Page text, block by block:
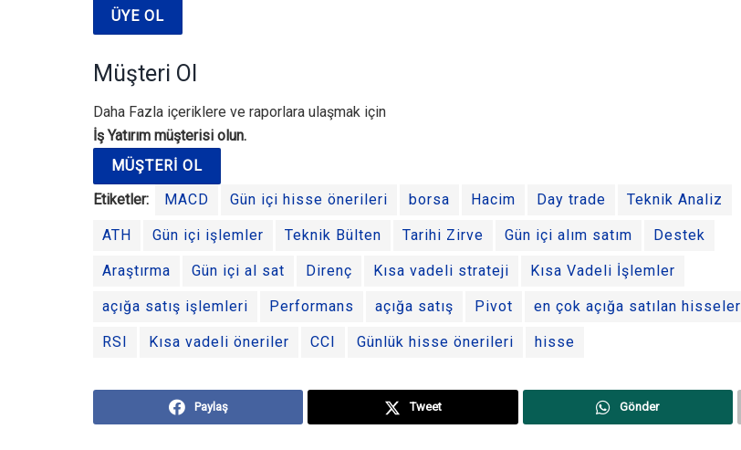
ÜYE OL
Müşteri Ol
Daha Fazla içeriklere ve raporlara ulaşmak için
İş Yatırım müşterisi olun.
MÜŞTERI OL
Etiketler:
MACD Gün içi hisse önerileri borsa Hacim Day trade Teknik Analiz
ATH Gün içi işlemler Teknik Bülten Tarihi Zirve Gün içi alım satım Destek
Araştırma Gün içi al sat Direnç Kısa vadeli strateji Kısa Vadeli İşlemler
açığa satış işlemleri Performans açığa satış Pivot en çok açığa satılan hisseler
RSI Kısa vadeli öneriler CCI Günlük hisse önerileri hisse
Paylaş Tweet Gönder